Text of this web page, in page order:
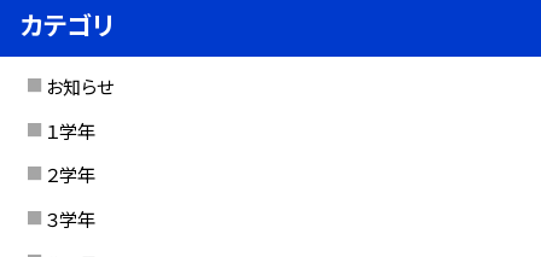
カテゴリ
お知らせ
１学年
２学年
３学年